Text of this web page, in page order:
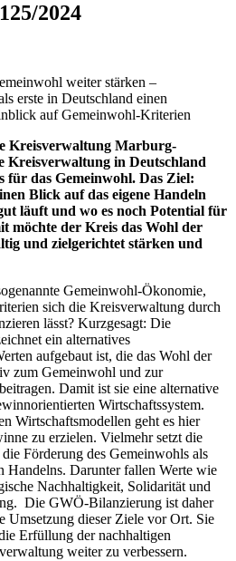
2024
weiter stärken –
erste in Deutschland einen
auf Gemeinwohl-Kriterien
Kreisverwaltung Marburg-
Kreisverwaltung in Deutschland
für das Gemeinwohl. Das Ziel:
Blick auf das eigene Handeln
läuft und wo es noch Potential für
möchte der Kreis das Wohl der
und zielgerichtet stärken und
Gemeinwohl-Ökonomie,
sich die Kreisverwaltung durch
lässt? Kurzgesagt: Die
ein alternatives
aufgebaut ist, die das Wohl der
zum Gemeinwohl und zur
Damit ist sie eine alternative
Wirtschaftssystem.
Wirtschaftsmodellen geht es hier
zu erzielen. Vielmehr setzt die
Förderung des Gemeinwohls als
Handelns. Darunter fallen Werte wie
Nachhaltigkeit, Solidarität und
Die GWÖ-Bilanzierung ist daher
Umsetzung dieser Ziele vor Ort. Sie
Erfüllung der nachhaltigen
weiter zu verbessern.